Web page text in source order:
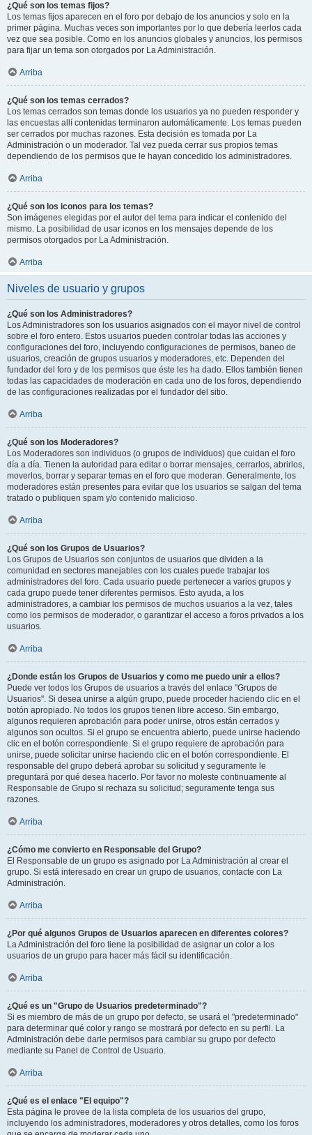
¿Qué son los temas fijos?
Los temas fijos aparecen en el foro por debajo de los anuncios y solo en la
primer página. Muchas veces son importantes por lo que debería leerlos cada
vez que sea posible. Como en los anuncios globales y anuncios, los permisos
para fijar un tema son otorgados por La Administración.
Arriba
¿Qué son los temas cerrados?
Los temas cerrados son temas donde los usuarios ya no pueden responder y
las encuestas allí contenidas terminaron automáticamente. Los temas pueden
ser cerrados por muchas razones. Esta decisión es tomada por La
Administración o un moderador. Tal vez pueda cerrar sus propios temas
dependiendo de los permisos que le hayan concedido los administradores.
Arriba
¿Qué son los iconos para los temas?
Son imágenes elegidas por el autor del tema para indicar el contenido del
mismo. La posibilidad de usar iconos en los mensajes depende de los
permisos otorgados por La Administración.
Arriba
Niveles de usuario y grupos
¿Qué son los Administradores?
Los Administradores son los usuarios asignados con el mayor nivel de control
sobre el foro entero. Estos usuarios pueden controlar todas las acciones y
configuraciones del foro, incluyendo configuraciones de permisos, baneo de
usuarios, creación de grupos usuarios y moderadores, etc. Dependen del
fundador del foro y de los permisos que éste les ha dado. Ellos también tienen
todas las capacidades de moderación en cada uno de los foros, dependiendo
de las configuraciones realizadas por el fundador del sitio.
Arriba
¿Qué son los Moderadores?
Los Moderadores son individuos (o grupos de individuos) que cuidan el foro
día a día. Tienen la autoridad para editar o borrar mensajes, cerrarlos, abrirlos,
moverlos, borrar y separar temas en el foro que moderan. Generalmente, los
moderadores están presentes para evitar que los usuarios se salgan del tema
tratado o publiquen spam y/o contenido malicioso.
Arriba
¿Qué son los Grupos de Usuarios?
Los Grupos de Usuarios son conjuntos de usuarios que dividen a la
comunidad en sectores manejables con los cuales puede trabajar los
administradores del foro. Cada usuario puede pertenecer a varios grupos y
cada grupo puede tener diferentes permisos. Esto ayuda, a los
administradores, a cambiar los permisos de muchos usuarios a la vez, tales
como los permisos de moderador, o garantizar el acceso a foros privados a los
usuarios.
Arriba
¿Donde están los Grupos de Usuarios y como me puedo unir a ellos?
Puede ver todos los Grupos de usuarios a través del enlace "Grupos de
Usuarios". Si desea unirse a algún grupo, puede proceder haciendo clic en el
botón apropiado. No todos los grupos tienen libre acceso. Sin embargo,
algunos requieren aprobación para poder unirse, otros están cerrados y
algunos son ocultos. Si el grupo se encuentra abierto, puede unirse haciendo
clic en el botón correspondiente. Si el grupo requiere de aprobación para
unirse, puede solicitar unirse haciendo clic en el botón correspondiente. El
responsable del grupo deberá aprobar su solicitud y seguramente le
preguntará por qué desea hacerlo. Por favor no moleste continuamente al
Responsable de Grupo si rechaza su solicitud; seguramente tenga sus
razones.
Arriba
¿Cómo me convierto en Responsable del Grupo?
El Responsable de un grupo es asignado por La Administración al crear el
grupo. Si está interesado en crear un grupo de usuarios, contacte con La
Administración.
Arriba
¿Por qué algunos Grupos de Usuarios aparecen en diferentes colores?
La Administración del foro tiene la posibilidad de asignar un color a los
usuarios de un grupo para hacer más fácil su identificación.
Arriba
¿Qué es un "Grupo de Usuarios predeterminado"?
Si es miembro de más de un grupo por defecto, se usará el "predeterminado"
para determinar qué color y rango se mostrará por defecto en su perfil. La
Administración debe darle permisos para cambiar su grupo por defecto
mediante su Panel de Control de Usuario.
Arriba
¿Qué es el enlace "El equipo"?
Esta página le provee de la lista completa de los usuarios del grupo,
incluyendo los administradores, moderadores y otros detalles, como los foros